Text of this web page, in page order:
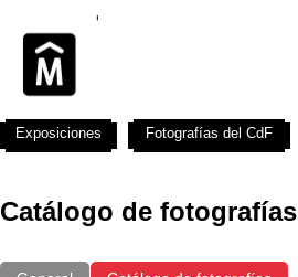
Catálogo de fotografías
Exposiciones Fotografías del CdF